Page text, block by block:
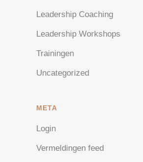
Leadership Coaching
Leadership Workshops
Trainingen
Uncategorized
META
Login
Vermeldingen feed